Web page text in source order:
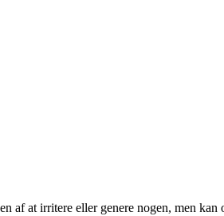
af at irritere eller genere nogen, men kan